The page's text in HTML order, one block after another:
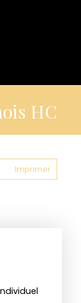
HC
Imprimer